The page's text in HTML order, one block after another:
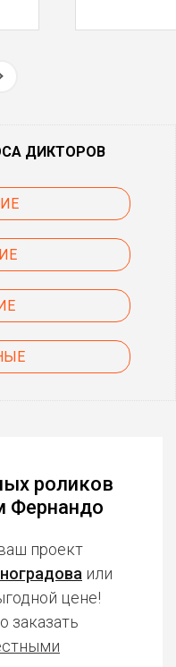
ДИКТОРОВ
роликов
Фернандо
проект
или
цене!
заказать